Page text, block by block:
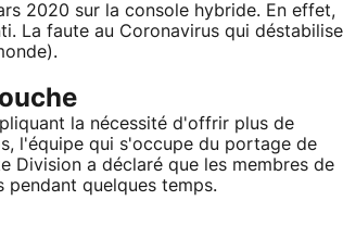
2020 sur la console hybride. En effet,
La faute au Coronavirus qui déstabilise
la nécessité d'offrir plus de
l'équipe qui s'occupe du portage de
Division a déclaré que les membres de
quelques temps.